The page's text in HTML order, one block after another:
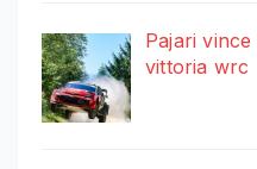
Pajari
vittoria wrc